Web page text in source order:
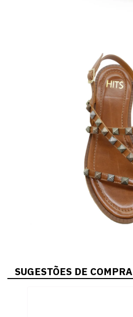
SUGESTÕES DE COMPRA